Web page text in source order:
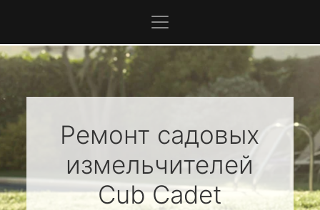
Ремонт садовых
измельчителей
Cub Cadet